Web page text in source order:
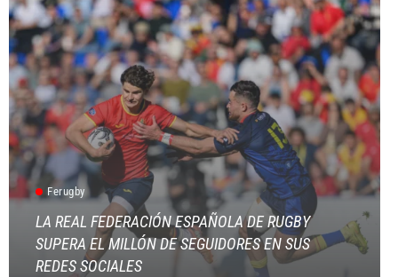
Ferugby
LA REAL FEDERACIÓN ESPAÑOLA DE RUGBY
SUPERA EL MILLÓN DE SEGUIDORES EN SUS
REDES SOCIALES